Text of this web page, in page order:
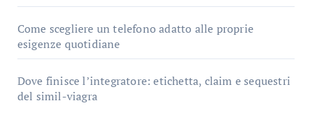
Come scegliere un telefono adatto alle proprie
esigenze quotidiane
Dove finisce l’integratore: etichetta, claim e sequestri
del simil-viagra